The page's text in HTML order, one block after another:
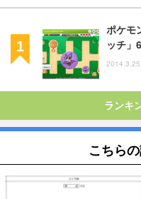
ポケモ
ッチ」
ランキ
こちら